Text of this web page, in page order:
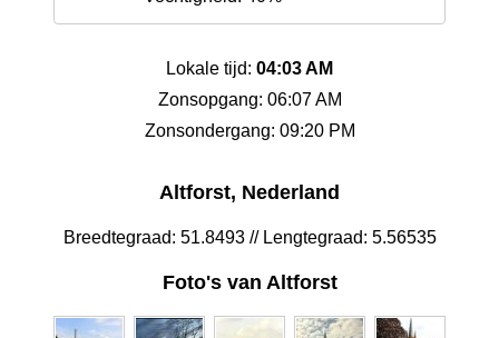
Lokale tijd: 04:03 AM
Zonsopgang: 06:07 AM
Zonsondergang: 09:20 PM
Altforst, Nederland
Breedtegraad: 51.8493 // Lengtegraad: 5.56535
Foto's van Altforst